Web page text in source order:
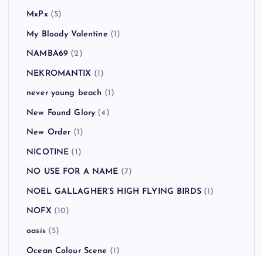
MxPx(5)
My Bloody Valentine (1)
NAMBA69 (2)
NEKROMANTIX (1)
never young beach (1)
New Found Glory (4)
New Order (1)
NICOTINE (1)
NO USE FOR A NAME (7)
NOEL GALLAGHER’S HIGH FLYING BIRDS(1)
NOFX (10)
oasis(5)
Ocean Colour Scene (1)